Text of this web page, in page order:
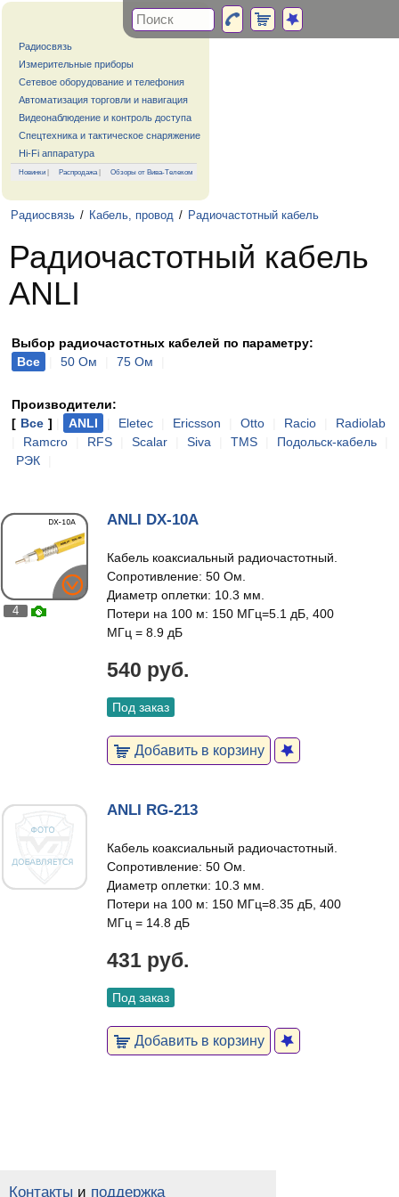
Радиосвязь
Измерительные приборы
Сетевое оборудование и телефония
Автоматизация торговли и навигация
Видеонаблюдение и контроль доступа
Спецтехника и тактическое снаряжение
Hi-Fi аппаратура
Новинки | Распродажа| Обзоры от Вива-Телеком
Радиосвязь / Кабель, провод / Радиочастотный кабель
Радиочастотный кабель
ANLI
Выбор радиочастотных кабелей по параметру:
Все
50 Ом 75 Ом
Производители:
[ Все ] ANLI Eletec Ericsson Otto Racio
Radiolab
Ramcro RFS Scalar Siva TMS Подольск-кабель
РЭК
4
ANLI DX-10A
Кабель коаксиальный радиочастотный.
Сопротивление: 50 Ом.
Диаметр оплетки: 10.3 мм.
Потери на 100 м: 150 МГц=5.1 дБ, 400
МГц = 8.9 дБ
540 руб.
Под заказ
Добавить в корзину
ANLI RG-213
Кабель коаксиальный радиочастотный.
Сопротивление: 50 Ом.
Диаметр оплетки: 10.3 мм.
Потери на 100 м: 150 МГц=8.35 дБ, 400
МГц = 14.8 дБ
431 руб.
Под заказ
Добавить в корзину
Контакты и поддержка